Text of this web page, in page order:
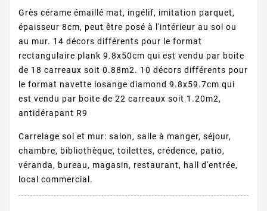
Grès cérame émaillé mat, ingélif, imitation parquet,
épaisseur 8cm, peut être posé à l'intérieur au sol ou
au mur. 14 décors différents pour le format
rectangulaire plank 9.8x50cm qui est vendu par boite
de 18 carreaux soit 0.88m2. 10 décors différents pour
le format navette losange diamond 9.8x59.7cm qui
est vendu par boite de 22 carreaux soit 1.20m2,
antidérapant R9
Carrelage sol et mur: salon, salle à manger, séjour,
chambre, bibliothèque, toilettes, crédence, patio,
véranda, bureau, magasin, restaurant, hall d'entrée,
local commercial.